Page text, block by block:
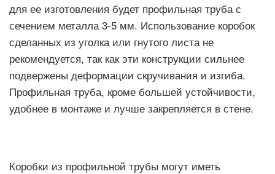
для ее изготовления будет профильная труба с
сечением металла 3-5 мм. Использование коробок
сделанных из уголка или гнутого листа не
рекомендуется, так как эти конструкции сильнее
подвержены деформации скручивания и изгиба.
Профильная труба, кроме большей устойчивости,
удобнее в монтаже и лучше закрепляется в стене.
Коробки из профильной трубы могут иметь